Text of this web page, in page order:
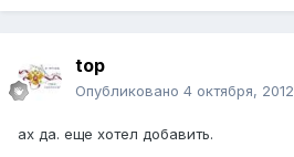
top
Опубликовано 4 октября, 2012
ах да. еще хотел добавить.